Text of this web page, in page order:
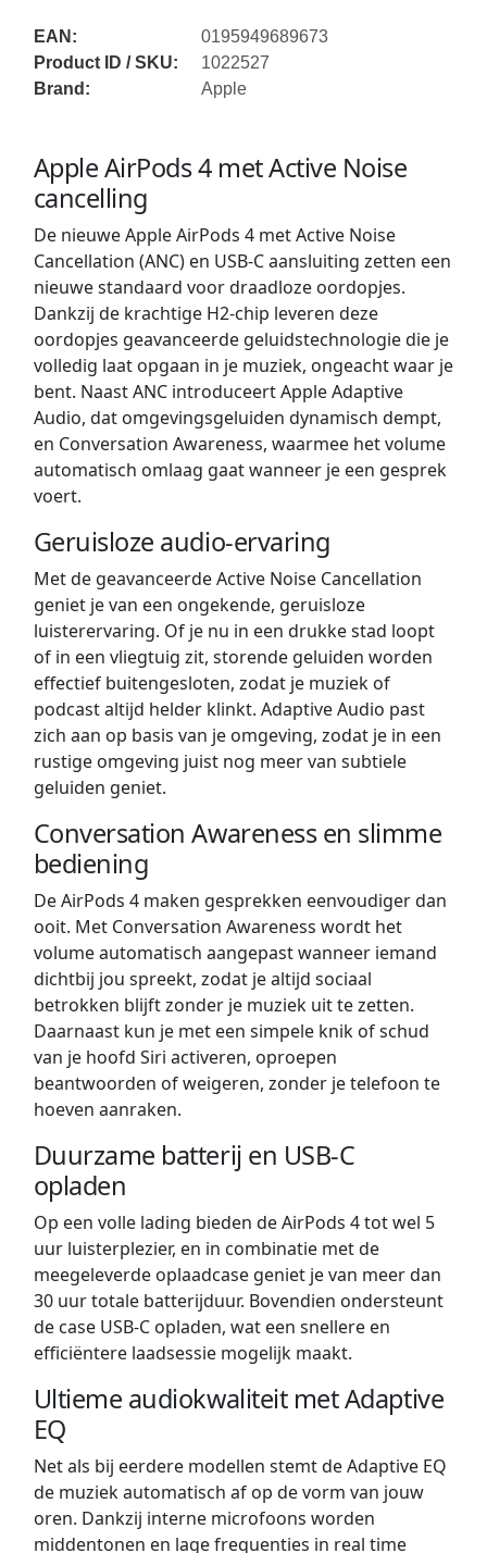
EAN:
0195949689673
Product ID / SKU:
1022527
Brand:
Apple
Apple AirPods 4 met Active Noise
cancelling
De nieuwe Apple AirPods 4 met Active Noise
Cancellation (ANC) en USB-C aansluiting zetten een
nieuwe standaard voor draadloze oordopjes.
Dankzij de krachtige H2-chip leveren deze
oordopjes geavanceerde geluidstechnologie die je
volledig laat opgaan in je muziek, ongeacht waar je
bent. Naast ANC introduceert Apple Adaptive
Audio, dat omgevingsgeluiden dynamisch dempt,
en Conversation Awareness, waarmee het volume
automatisch omlaag gaat wanneer je een gesprek
voert.
Geruisloze audio-ervaring
Met de geavanceerde Active Noise Cancellation
geniet je van een ongekende, geruisloze
luisterervaring. Of je nu in een drukke stad loopt
of in een vliegtuig zit, storende geluiden worden
effectief buitengesloten, zodat je muziek of
podcast altijd helder klinkt. Adaptive Audio past
zich aan op basis van je omgeving, zodat je in een
rustige omgeving juist nog meer van subtiele
geluiden geniet.
Conversation Awareness en slimme
bediening
De AirPods 4 maken gesprekken eenvoudiger dan
ooit. Met Conversation Awareness wordt het
volume automatisch aangepast wanneer iemand
dichtbij jou spreekt, zodat je altijd sociaal
betrokken blijft zonder je muziek uit te zetten.
Daarnaast kun je met een simpele knik of schud
van je hoofd Siri activeren, oproepen
beantwoorden of weigeren, zonder je telefoon te
hoeven aanraken.
Duurzame batterij en USB-C
opladen
Op een volle lading bieden de AirPods 4 tot wel 5
uur luisterplezier, en in combinatie met de
meegeleverde oplaadcase geniet je van meer dan
30 uur totale batterijduur. Bovendien ondersteunt
de case USB-C opladen, wat een snellere en
efficiëntere laadsessie mogelijk maakt.
Ultieme audiokwaliteit met Adaptive
EQ
Net als bij eerdere modellen stemt de Adaptive EQ
de muziek automatisch af op de vorm van jouw
oren. Dankzij interne microfoons worden
middentonen en lage frequenties in real time